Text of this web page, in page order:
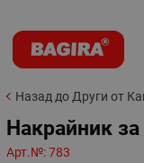
Назад до Други от
Накрайник
Арт.№:783